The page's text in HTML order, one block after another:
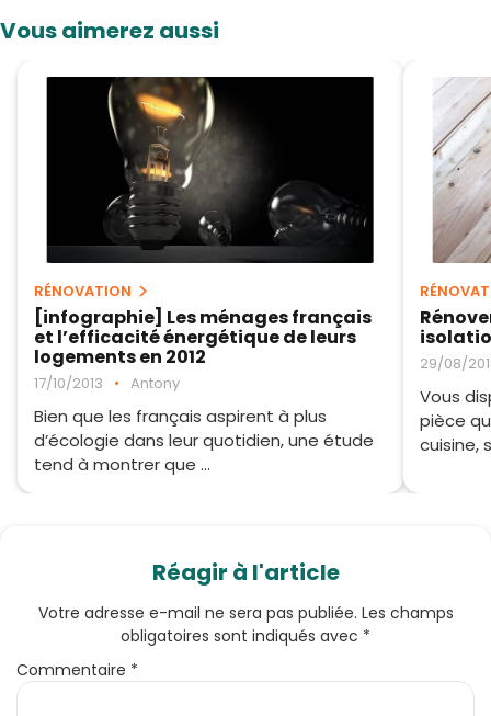
Vous aimerez aussi
RÉNOVATION
[infographie] Les ménages français
et l’efficacité énergétique de leurs
logements en 2012
17/10/2013 • Antony
Bien que les français aspirent à plus
d’écologie dans leur quotidien, une étude
tend à montrer que ...
29/08/
Vous
pièce
cuisine,
Réagir à l'article
Votre adresse e-mail ne sera pas publiée. Les champs
obligatoires sont indiqués avec *
Commentaire *